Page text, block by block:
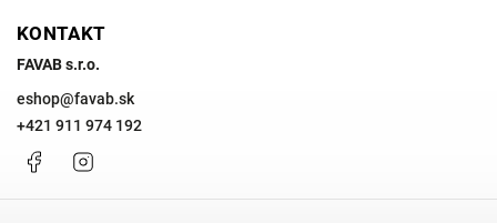
KONTAKT
FAVAB s.r.o.
eshop@favab.sk
+421 911 974 192
Facebook